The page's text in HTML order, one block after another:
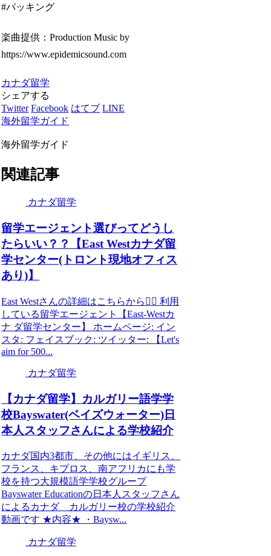
#パッキング
楽曲提供：Production Music by
https://www.epidemicsound.com
カナダ留学
シェアする
Twitter Facebook はてブ LINE
海外留学ガイド
海外留学ガイド
関連記事
カナダ留学
留学エージェント選びってどうし
たらいい？？【East Westカナダ留
学センター(トロント現地オフィス
あり)】
East Westさんの詳細はこちらから💁‍♀️ 利用
している留学エージェント【East-Westカ
ナ ダ留学センター】 ホームページ: イン
スタ: フェイスブック: ツイッター: 【Let's
aim for 500...
カナダ留学
【カナダ留学】カルガリー語学学
校Bayswater(ベイズウォーター)日
本人スタッフさんによる学校紹介
カナダ国内3都市、その他にはイギリス、
フランス、キプロス、南アフリカにも学
校を持つ大規模語学学校グループ
Bayswater Educationの日本人スタッフさん
によるカナダ カルガリー校の学校紹介
動画です ★内容★ ・Baysw...
カナダ留学